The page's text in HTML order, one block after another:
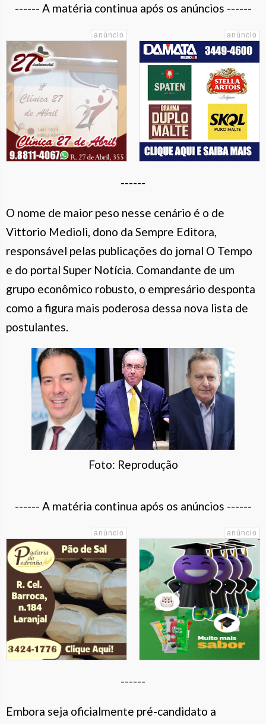
------ A matéria continua após os anúncios ------
------
O nome de maior peso nesse cenário é o de
Vittorio Medioli, dono da Sempre Editora,
responsável pelas publicações do jornal O Tempo
e do portal Super Notícia. Comandante de um
grupo econômico robusto, o empresário desponta
como a figura mais poderosa dessa nova lista de
postulantes.
Foto: Reprodução
------ A matéria continua após os anúncios ------
------
Embora seja oficialmente pré-candidato a